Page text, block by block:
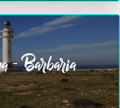
- Barbaria